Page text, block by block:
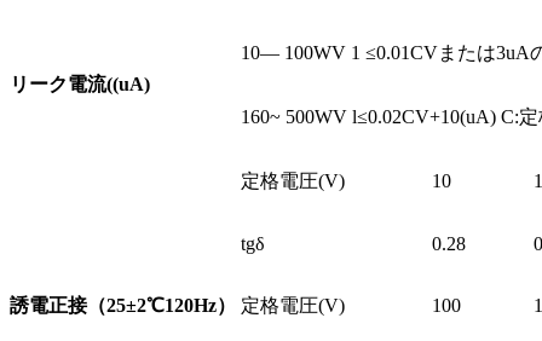
リーク電流((uA)
10— 100WV 1 ≤0.01CVまたは3uA
160~ 500WV l≤0.02CV+10(uA) C:
誘電正接（25±2℃120Hz）
定格電圧(V) 10
tgδ 0.28
定格電圧(V) 100